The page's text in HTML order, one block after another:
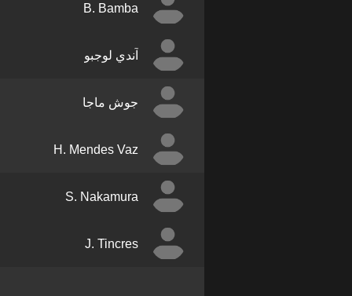
B. Bamba
آندي لوجبو
جوش ماجا
H. Mendes Vaz
S. Nakamura
J. Tincres